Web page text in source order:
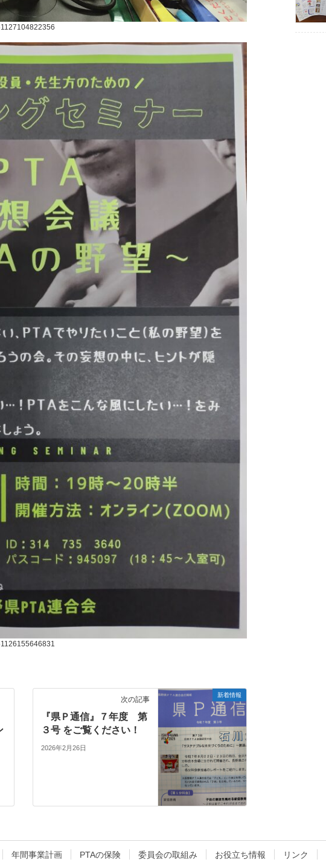
新着情報
次の記事
『県Ｐ通信』７年度 第
３号 をご覧ください！
2026年2月26日
年間事業計画 PTAの保険 委員会の取組み お役立ち情報 リンク